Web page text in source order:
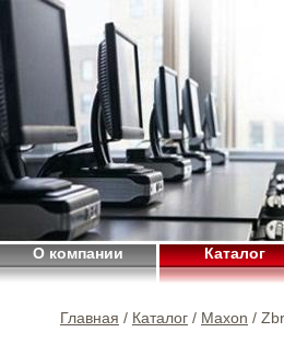
О компании Каталог
Главная / Каталог / Maxon /